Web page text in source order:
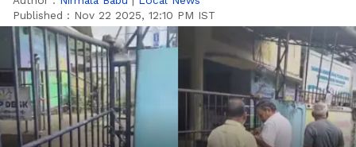
Published : Nov 22 2025, 12:10 PM IST